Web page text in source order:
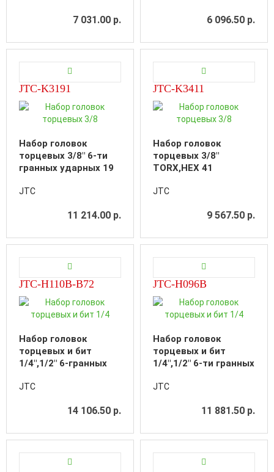
7 031.00 р. 6 096.50 р.
JTC-K3191
Набор головок
торцевых 3/8" 6-ти
гранных ударных 19
JTC
11 214.00 р.
JTC-K3411
Набор головок
торцевых 3/8"
TORX,HEX 41
JTC
9 567.50 р.
JTC-H110B-B72
Набор головок
торцевых и бит
1/4",1/2" 6-гранных
кейсе
JTC
14 106.50 р.
JTC-H096B
Набор головок
торцевых и бит
1/4",1/2" 6-ти гранных
кейсе
JTC
11 881.50 р.